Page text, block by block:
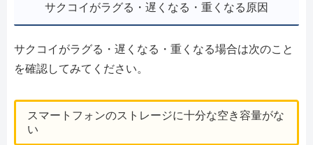
サクコイがラグる・遅くなる・重くなる原因
サクコイがラグる・遅くなる・重くなる場合は次のこと
を確認してみてください。
スマートフォンのストレージに十分な空き容量がな
い